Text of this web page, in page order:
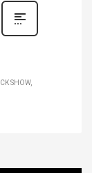
SHOW